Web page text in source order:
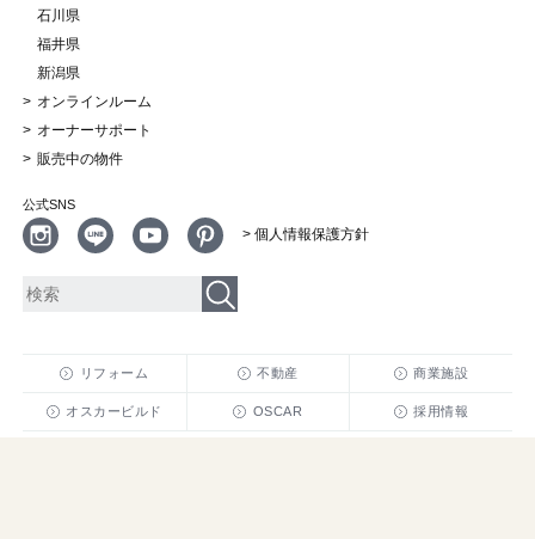
石川県
福井県
新潟県
オンラインルーム
オーナーサポート
販売中の物件
公式SNS
> 個人情報保護方針
リフォーム 不動産 商業施設
オスカービルド OSCAR 採用情報